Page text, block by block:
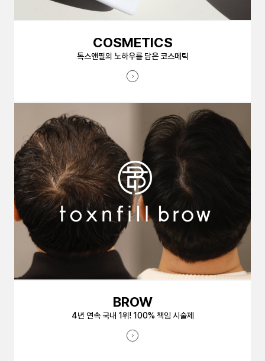
COSMETICS
톡스앤필의 노하우를 담은 코스메틱
BROW
4년 연속 국내 1위! 100% 책임 시술제